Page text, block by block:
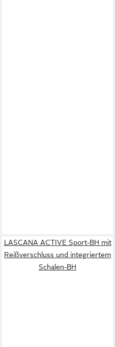
LASCANA ACTIVE Sport-BH mit
Reißverschluss und integriertem
Schalen-BH